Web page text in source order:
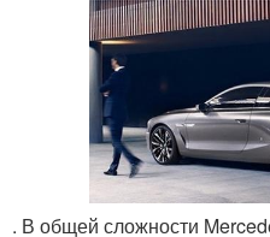
. В общей сложности